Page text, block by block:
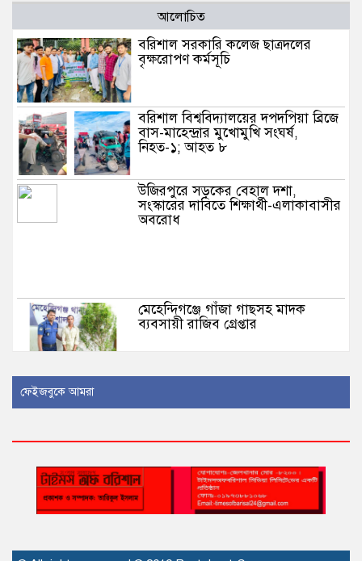
আলোচিত
বরিশাল সরকারি কলেজ ছাত্রদলের
বৃক্ষরোপণ কর্মসূচি
বরিশাল বিশ্ববিদ্যালয়ের দপদপিয়া ব্রিজে
বাস-মাহেন্দ্রার মুখোমুখি সংঘর্ষ,
নিহত-১; আহত ৮
উজিরপুরে সড়কের বেহাল দশা,
সংস্কারের দাবিতে শিক্ষার্থী-এলাকাবাসীর
অবরোধ
মেহেন্দিগঞ্জে গাঁজা গাছসহ মাদক
ব্যবসায়ী রাজিব গ্রেপ্তার
প্রতিরোধে কমিউনিটি পুলিশিং সভা
পেশাদার মাদক ব্যবসায়ীদের
সামাজিকভাবে বয়কটের আহ্বান
ফেইজবুকে আমরা